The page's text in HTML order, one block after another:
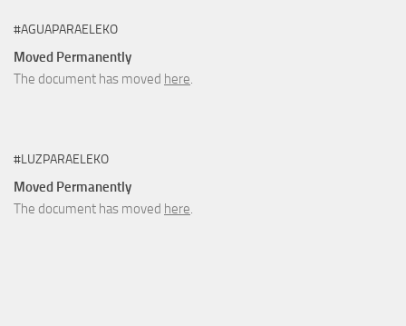
#AGUAPARAELEKO
Moved Permanently
The document has moved here.
#LUZPARAELEKO
Moved Permanently
The document has moved here.